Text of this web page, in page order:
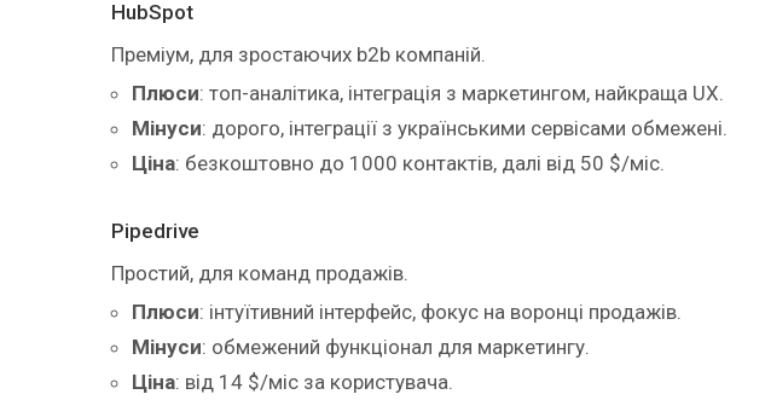
HubSpot
Преміум, для зростаючих b2b компаній.
Плюси: топ-аналітика, інтеграція з маркетингом, найкраща UX.
Мінуси: дорого, інтеграції з українськими сервісами обмежені.
Ціна: безкоштовно до 1000 контактів, далі від 50 $/міс.
Pipedrive
Простий, для команд продажів.
Плюси: інтуїтивний інтерфейс, фокус на воронці продажів.
Мінуси: обмежений функціонал для маркетингу.
Ціна: від 14 $/міс за користувача.